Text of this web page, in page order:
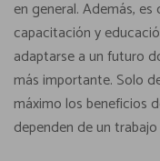
en general. Además,
capacitación y
adaptarse a un futuro
más importante. Solo
máximo los beneficios
dependen de un